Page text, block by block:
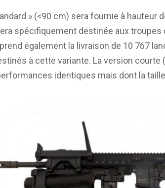
» (<90 cm) sera fournie à hauteur
spécifiquement destinée aux
également la livraison de 10 767
à cette variante. La version courte
identiques mais dont la